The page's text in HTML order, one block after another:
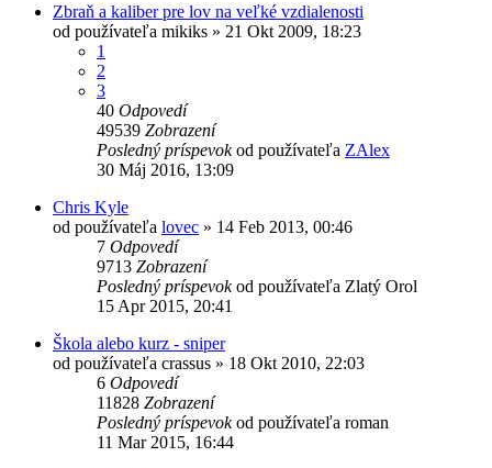
Zbraň a kaliber pre lov na veľké vzdialenosti
od používateľa mikiks » 21 Okt 2009, 18:23
1
2
3
40 Odpovedí
49539 Zobrazení
Posledný príspevokod používateľa ZAlex
30 Máj 2016, 13:09
Chris Kyle
od používateľa lovec » 14 Feb 2013, 00:46
7 Odpovedí
9713 Zobrazení
Posledný príspevokod používateľa Zlatý Orol
15 Apr 2015, 20:41
Škola alebo kurz - sniper
od používateľa crassus » 18 Okt 2010, 22:03
6 Odpovedí
11828 Zobrazení
Posledný príspevokod používateľa roman
11 Mar 2015, 16:44